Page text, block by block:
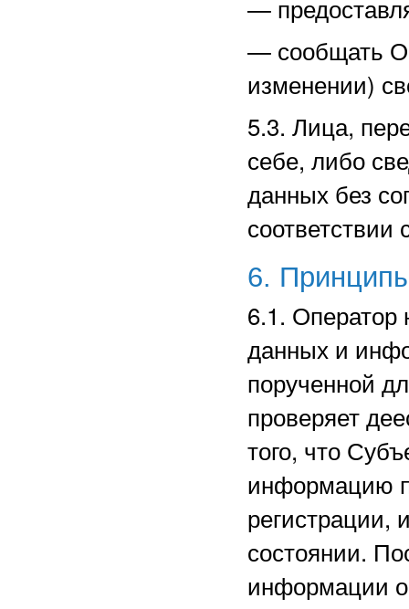
—
— сообщать
изменении)
5.3. Лица,
себе, либо
данных без
соответствии
6.
6.1. Оператор
данных и
порученной
проверяет
того, что
информацию
регистрации,
состоянии.
информации